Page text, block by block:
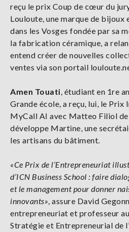
reçu le prix Coup de cœur du
Louloute, une marque de bijoux
dans les Vosges fondée par sa
la fabrication céramique, a
entend créer de nouvelles
ventes via son portail
Amen Touati, étudiant en 1re
Grande école, a reçu, lui, le Prix
MyCall AI avec Matteo Filiol
développe Martine, une
les artisans du bâtiment.
«Ce Prix de l’Entrepreneuriat
d’ICN Business School : faire
et le management pour donner
innovants», assure David
entrepreneuriat et professeur
Stratégie et Entrepreneurial de